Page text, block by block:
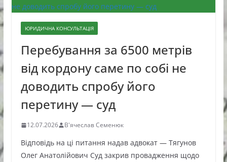
ЮРИДИЧНА КОНСУЛЬТАЦІЯ
Перебування за 6500 метрів
від кордону саме по собі не
доводить спробу його
перетину — суд
12.07.2026 В'ячеслав Семенюк
Відповідь на ці питання надав адвокат — Тягунов
Олег Анатолійович Суд закрив провадження щодо